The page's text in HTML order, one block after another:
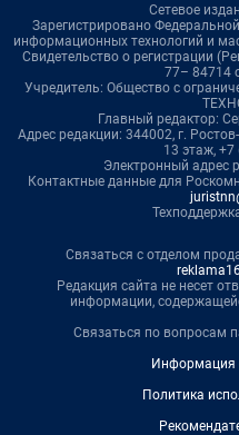
Сетевое
Зарегистрировано
информационных технологий и
Свидетельство о регистрации
77– 84714
Учредитель: Общество с
Главный редактор:
Адрес редакции: 344002, г.
13 этаж, +7
Электронный адрес
Контактные данные для
Связаться с отделом
Редакция сайта не несет
информации,
Связаться по вопросам
Информация
Политика